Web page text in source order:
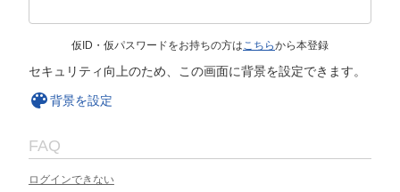
仮ID・仮パスワードをお持ちの方はこちらから本登録
セキュリティ向上のため、この画面に背景を設定できます。
背景を設定
FAQ
ログインできない